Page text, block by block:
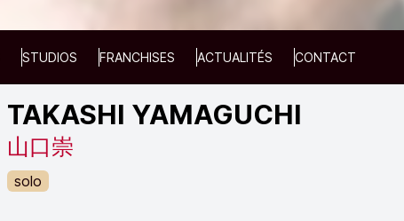
STUDIOS FRANCHISES ACTUALITÉS CONTACT
TAKASHI YAMAGUCHI
山口崇
solo